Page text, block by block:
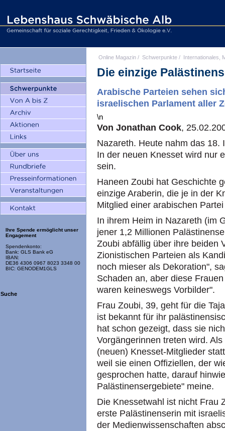
Ihre Spende ermöglicht unser
Engagement
Spendenkonto:
Bank: GLS Bank eG
IBAN:
DE36 4306 0967 8023 3348 00
BIC: GENODEM1GLS
Suche
Online Magazin / Schwerpunkte / Internationales,
Die einzige
Arabische Parteien sehen
israelischen Parlament aller
\n
Von Jonathan Cook,
Nazareth. Heute nahm das 18.
In der neuen Knesset wird nur
sein.
Haneen Zoubi hat Geschichte
einzige Araberin, die je in der
Mitglied einer arabischen
In ihrem Heim in Nazareth (im
jener 1,2 Millionen
Zoubi abfällig über ihre beiden
Zionistischen Parteien als
noch mieser als Dekoration",
Schaden an, aber diese
waren keineswegs Vorbilder".
Frau Zoubi, 39, geht für die
ist bekannt für ihr
hat schon gezeigt, dass sie
Vorgängerinnen treten wird.
(neuen) Knesset-Mitglieder
weil sie einen Offiziellen, der
gesprochen hatte, darauf
Palästinensergebiete" meine.
Die Knessetwahl ist nicht Frau
erste Palästinenserin mit
der Medienwissenschaften